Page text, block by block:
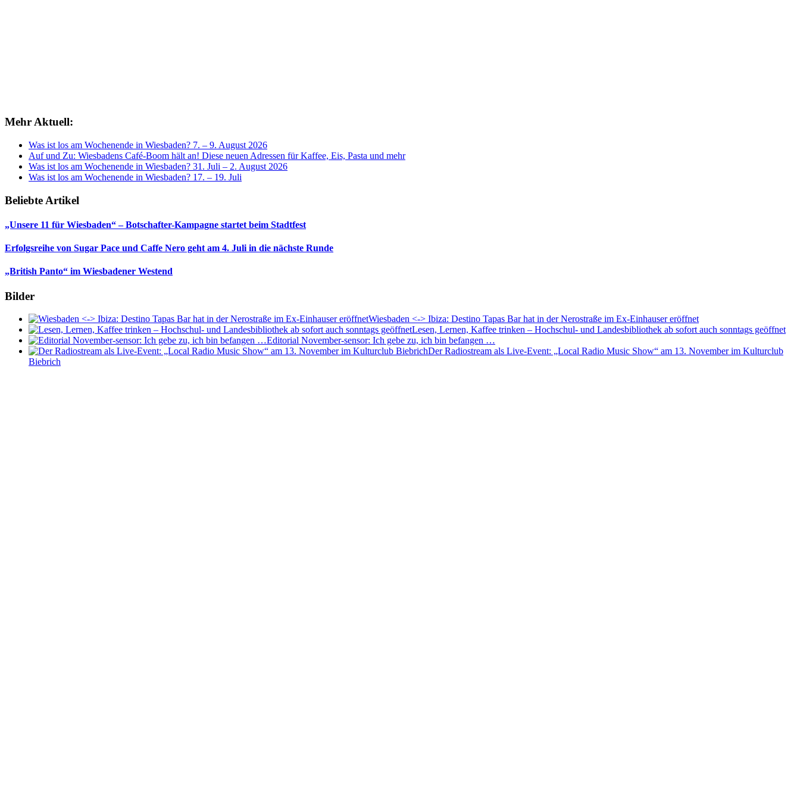
Mehr Aktuell:
Was ist los am Wochenende in Wiesbaden? 7. – 9. August 2026
Auf und Zu: Wiesbadens Café-Boom hält an! Diese neuen Adressen für Kaffee, Eis, Pasta und mehr
Was ist los am Wochenende in Wiesbaden? 31. Juli – 2. August 2026
Was ist los am Wochenende in Wiesbaden? 17. – 19. Juli
Beliebte Artikel
„Unsere 11 für Wiesbaden“ – Botschafter-Kampagne startet beim Stadtfest
Erfolgsreihe von Sugar Pace und Caffe Nero geht am 4. Juli in die nächste Runde
„British Panto“ im Wiesbadener Westend
Bilder
Wiesbaden <-> Ibiza: Destino Tapas Bar hat in der Nerostraße im Ex-Einhauser eröffnet
Lesen, Lernen, Kaffee trinken – Hochschul- und Landesbibliothek ab sofort auch sonntags geöffnet
Editorial November-sensor: Ich gebe zu, ich bin befangen …
Der Radiostream als Live-Event: „Local Radio Music Show“ am 13. November im Kulturclub
Biebrich